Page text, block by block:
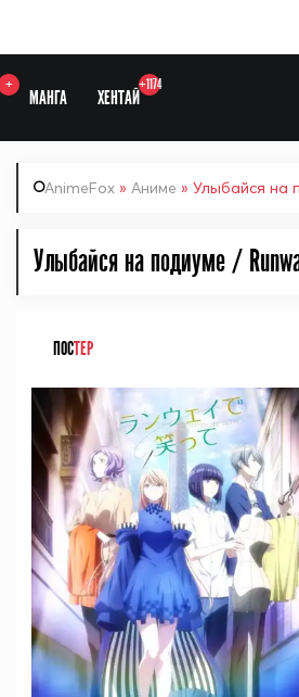
+
МАНГА ХЕНТАЙ
+1174
AnimeFox » Аниме » Улыбайся на
Улыбайся на подиуме /
ПОСТЕР